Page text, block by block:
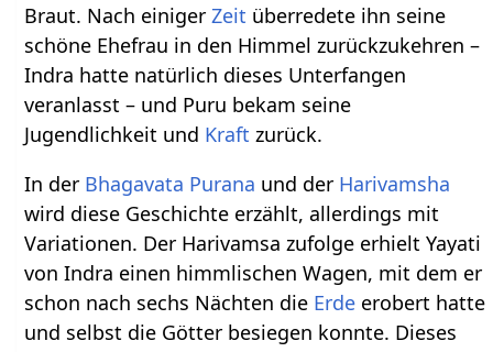
Braut. Nach einigerZeit überredete ihn seine
schöne Ehefrau in den Himmel zurückzukehren –
Indra hatte natürlich dieses Unterfangen
veranlasst – und Puru bekam seine
Jugendlichkeit und Kraft zurück.
In der Bhagavata Purana und der Harivamsha
wird diese Geschichte erzählt, allerdings mit
Variationen. Der Harivamsa zufolge erhielt Yayati
von Indra einen himmlischen Wagen, mit dem er
schon nach sechs Nächten die Erde erobert hatte
und selbst die Götter besiegen konnte. Dieses